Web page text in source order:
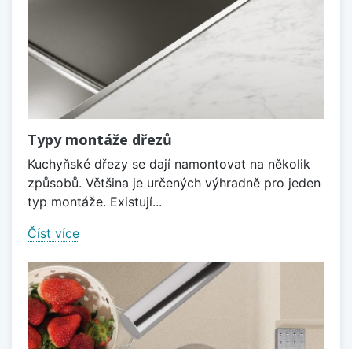
Typy montáže dřezů
Kuchyňské dřezy se dají namontovat na několik
způsobů. Většina je určených výhradně pro jeden
typ montáže. Existují...
Číst více